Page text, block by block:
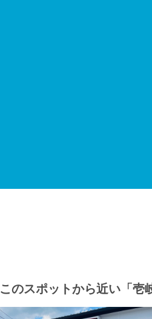
このスポットから近い「壱